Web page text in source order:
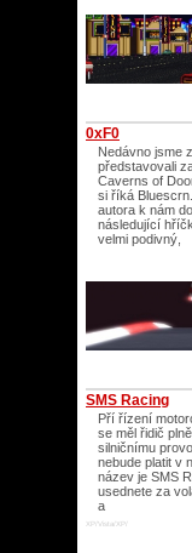
0xF0
Nedávno jsme
představovali
Caverns of
si říká
autora k nám
následující
velmi podivný,
SMS Racing
Pří řízení
se měl řidič
silničnímu
nebude platit v
název je SMS
usednete za
a
XP/Vista/XP/